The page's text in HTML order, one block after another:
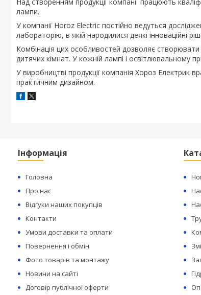
лампи.
У компанії Horoz Electric постійно ведуться
лабораторію, в якій народилися деякі інноваційні
Комбінація цих особливостей дозволяє створювати
дитячих кімнат. У кожній лампі і освітлювальному
У виробництві продукції компанія Хороз Електрик
практичним дизайном.
Інформація
Головна
Про нас
Відгуки наших покупців
Контакти
Умови доставки та оплати
Повернення і обмін
Фото товарів та монтажу
Новини на сайті
Договір публічної оферти